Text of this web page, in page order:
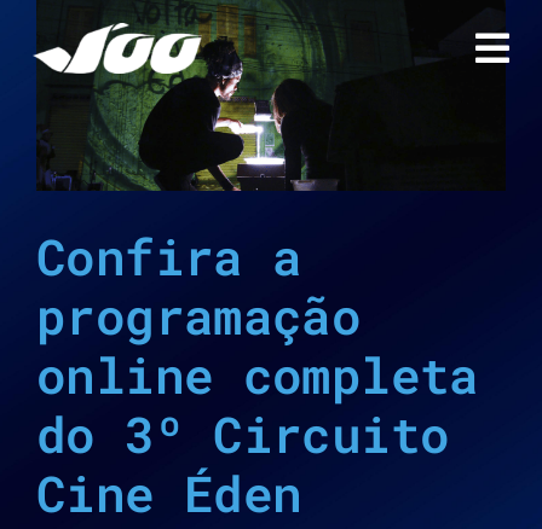
para
conteúdo
Confira a
programação
online completa
do 3º Circuito
Cine Éden